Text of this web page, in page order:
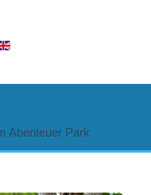
Abenteuer Park